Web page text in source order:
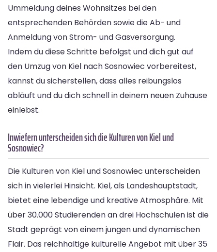
Ummeldung deines Wohnsitzes bei den
entsprechenden Behörden sowie die Ab- und
Anmeldung von Strom- und Gasversorgung.
Indem du diese Schritte befolgst und dich gut auf
den Umzug von Kiel nach Sosnowiec vorbereitest,
kannst du sicherstellen, dass alles reibungslos
abläuft und du dich schnell in deinem neuen Zuhause
einlebst.
Inwiefern unterscheiden sich die Kulturen von Kiel und
Sosnowiec?
Die Kulturen von Kiel und Sosnowiec unterscheiden
sich in vielerlei Hinsicht. Kiel, als Landeshauptstadt,
bietet eine lebendige und kreative Atmosphäre. Mit
über 30.000 Studierenden an drei Hochschulen ist die
Stadt geprägt von einem jungen und dynamischen
Flair. Das reichhaltige kulturelle Angebot mit über 35